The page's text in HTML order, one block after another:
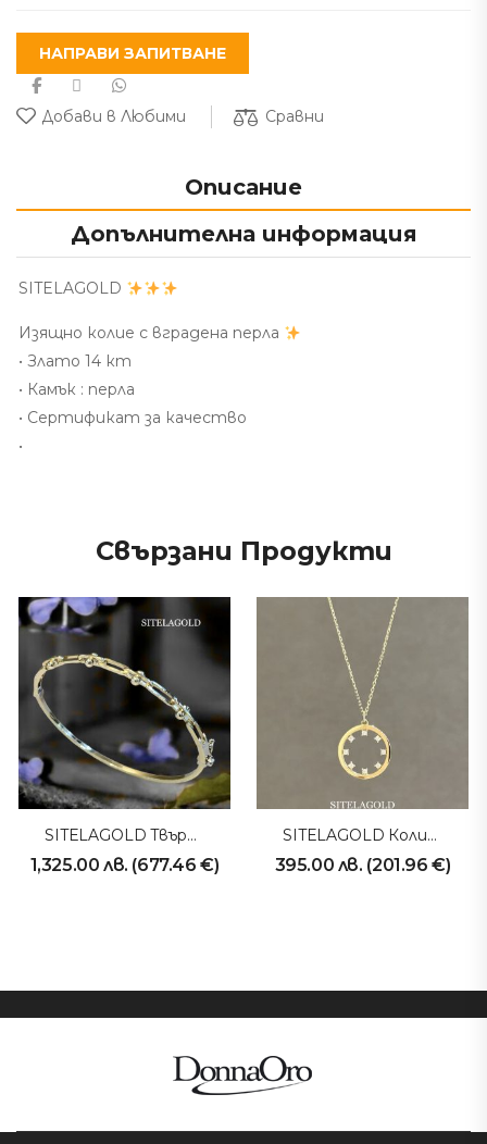
НАПРАВИ ЗАПИТВАНЕ
Добави в Любими Сравни
Описание
Допълнителна информация
SITELAGOLD
Изящно колие с вградена перла
• Злато 14 кт
• Камък : перла
• Сертификат за качество
•
Свързани Продукти
SITELAGOLD Твърда Гривна 231031
1,325.00 лв. (677.46€)
SITELAGOLD Колие 231013
395.00 лв. (201.96€)